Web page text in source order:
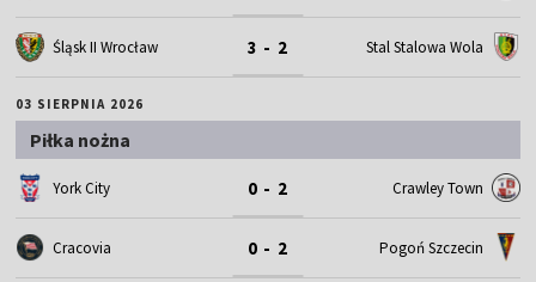
Śląsk II Wrocław 3 - 2 Stal Stalowa Wola
03 SIERPNIA 2026
Piłka nożna
York City 0 - 2 Crawley Town
Cracovia 0 - 2 Pogoń Szczecin